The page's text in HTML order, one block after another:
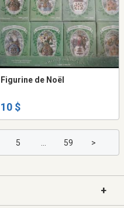
Figurine de Noël
10 $
5 59 >
+